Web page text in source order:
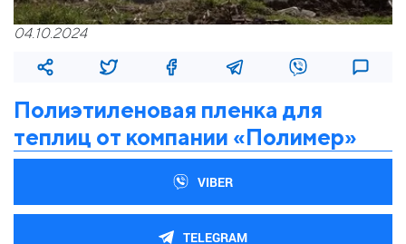
04.10.2024
Полиэтиленовая пленка для
теплиц от компании «Полимер»
VIBER
TELEGRAM